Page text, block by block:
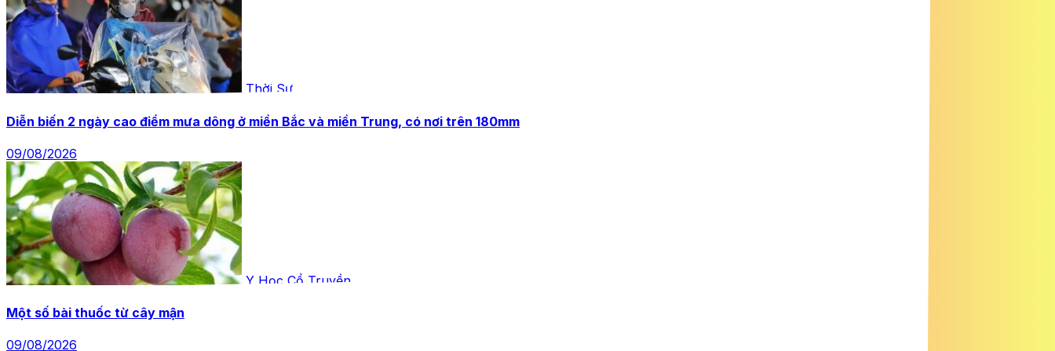
Thời Sự
Diễn biến 2 ngày cao điểm mưa dông ở miền Bắc và miền Trung, có nơi trên 180mm
09/08/2026
Y Học Cổ Truyền
Một số bài thuốc từ cây mận
09/08/2026